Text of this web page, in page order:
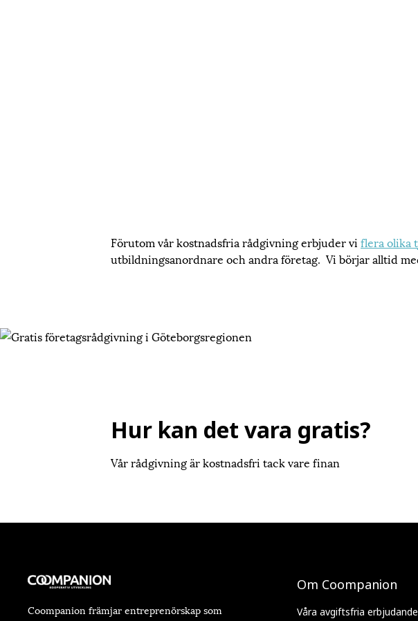
Förutom vår kostnadsfria rådgivning erbjuder vi flera olika
utbildningsanordnare och andra företag. Vi börjar alltid
Hur kan det vara gratis?
Vår rådgivning är kostnadsfri tack vare finan
Coompanion främjar entreprenörskap som
Om Coompanion
Våra avgiftsfria